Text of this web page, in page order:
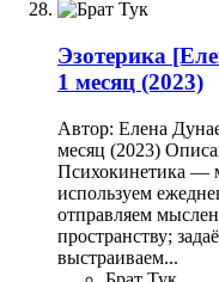
Эзотерика
1 месяц (2023)
Автор: Елена
месяц (2023)
Психокинетика —
используем
отправляем
пространству;
выстраиваем...